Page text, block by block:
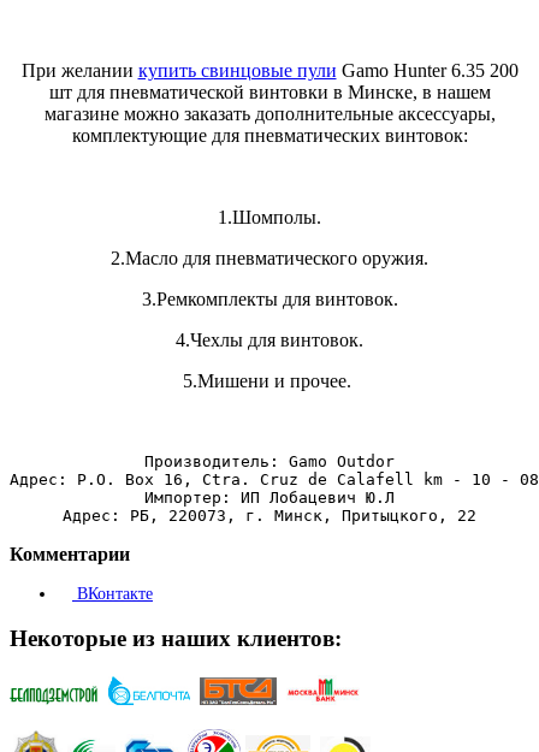
При желании купить свинцовые пули Gamo Hunter 6.35 200
шт для пневматической винтовки в Минске, в нашем
магазине можно заказать дополнительные аксессуары,
комплектующие для пневматических винтовок:
1.Шомполы.
2.Масло для пневматического оружия.
3.Ремкомплекты для винтовок.
4.Чехлы для винтовок.
5.Мишени и прочее.
Производитель: Gamo Outdor
Адрес: P.O. Box 16, Ctra. Cruz de Calafell km - 10 -
Импортер: ИП Лобацевич Ю.Л
Адрес: РБ, 220073, г. Минск, Притыцкого, 22
Комментарии
ВКонтакте
Некоторые из наших клиентов: